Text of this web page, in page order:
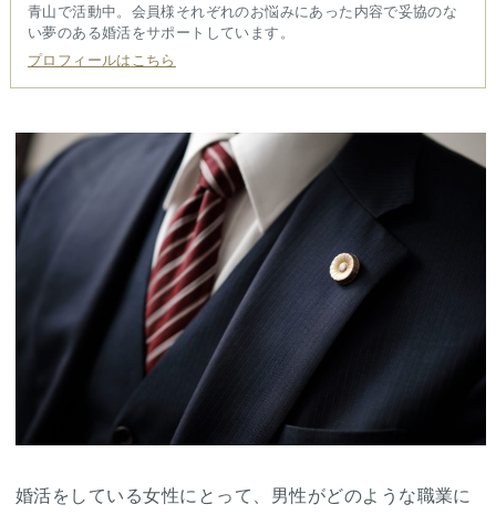
青山で活動中。会員様それぞれのお悩みにあった内容で妥協のな
い夢のある婚活をサポートしています。
プロフィールはこちら
婚活をしている女性にとって、男性がどのような職業に